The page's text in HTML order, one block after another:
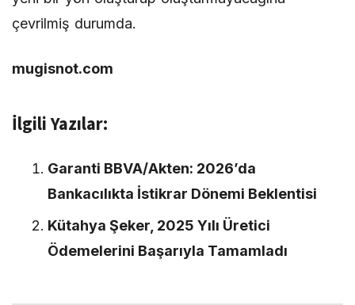
çevrilmiş durumda.
mugisnot.com
İlgili Yazılar:
Garanti BBVA/Akten: 2026’da
Bankacılıkta İstikrar Dönemi Beklentisi
Kütahya Şeker, 2025 Yılı Üretici
Ödemelerini Başarıyla Tamamladı